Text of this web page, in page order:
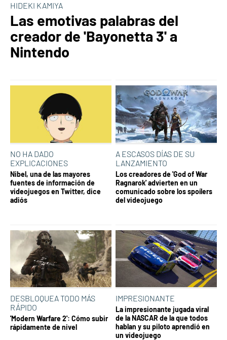
HIDEKI KAMIYA
Las emotivas palabras del
creador de 'Bayonetta 3' a
Nintendo
NO HA DADO
EXPLICACIONES
Nibel, una de las mayores
fuentes de información de
videojuegos en Twitter, dice
adiós
A ESCASOS DÍAS DE SU
LANZAMIENTO
Los creadores de 'God of War
Ragnarok' advierten en un
comunicado sobre los spoílers
del videojuego
DESBLOQUEA TODO MÁS
RÁPIDO
'Modern Warfare 2': Cómo subir
rápidamente de nivel
IMPRESIONANTE
La impresionante jugada viral
de la NASCAR de la que todos
hablan y su piloto aprendió en
un videojuego